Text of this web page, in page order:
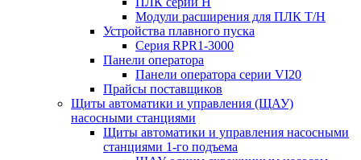
Модули расширения для ПЛК T/H
Устройства плавного пуска
Серия RPR1-3000
Панели оператора
Панели оператора серии VI20
Прайсы поставщиков
Щиты автоматики и управления (ЩАУ)
насосными станциями
Щиты автоматики и управления насосными
станциями 1-го подъема